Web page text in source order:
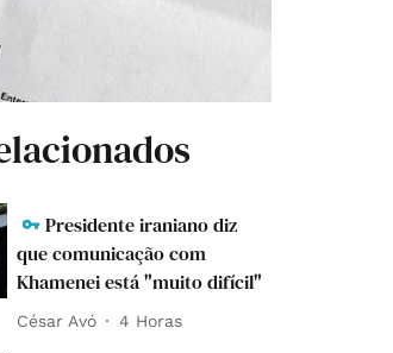
Presidente iraniano diz
que comunicação com
Khamenei está "muito difícil"
César Avó 4 Horas